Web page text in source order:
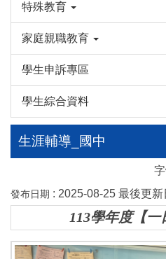
特殊教育
家庭親職教育
學生申訴專區
學生綜合資料
生涯輔導_國中
發布日期 : 2025-08-25 最後更新
113學年度【一